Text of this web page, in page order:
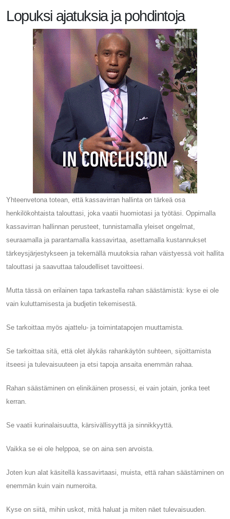
Lopuksi ajatuksia ja pohdintoja
Yhteenvetona totean, että kassavirran hallinta on tärkeä osa
henkilökohtaista talouttasi, joka vaatii huomiotasi ja työtäsi. Oppimalla
kassavirran hallinnan perusteet, tunnistamalla yleiset ongelmat,
seuraamalla ja parantamalla kassavirtaa, asettamalla kustannukset
tärkeysjärjestykseen ja tekemällä muutoksia rahan väistyessä voit hallita
talouttasi ja saavuttaa taloudelliset tavoitteesi.
Mutta tässä on erilainen tapa tarkastella rahan säästämistä: kyse ei ole
vain kuluttamisesta ja budjetin tekemisestä.
Se tarkoittaa myös ajattelu- ja toimintatapojen muuttamista.
Se tarkoittaa sitä, että olet älykäs rahankäytön suhteen, sijoittamista
itseesi ja tulevaisuuteen ja etsi tapoja ansaita enemmän rahaa.
Rahan säästäminen on elinikäinen prosessi, ei vain jotain, jonka teet
kerran.
Se vaatii kurinalaisuutta, kärsivällisyyttä ja sinnikkyyttä.
Vaikka se ei ole helppoa, se on aina sen arvoista.
Joten kun alat käsitellä kassavirtaasi, muista, että rahan säästäminen on
enemmän kuin vain numeroita.
Kyse on siitä, mihin uskot, mitä haluat ja miten näet tulevaisuuden.